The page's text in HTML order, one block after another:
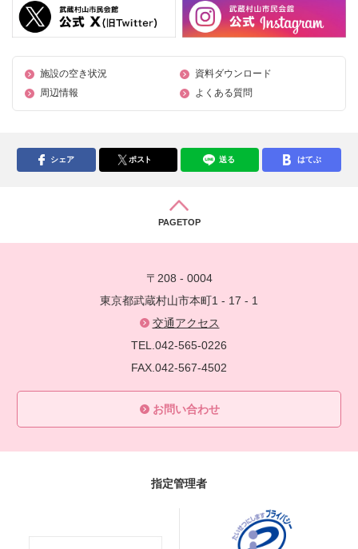
施設の空き状況
資料ダウンロード
周辺情報
よくある質問
シェア ポスト 送る はてぶ
PAGETOP
〒208 - 0004
東京都武蔵村山市本町1 - 17 - 1
交通アクセス
TEL.042-565-0226
FAX.042-567-4502
お問い合わせ
指定管理者